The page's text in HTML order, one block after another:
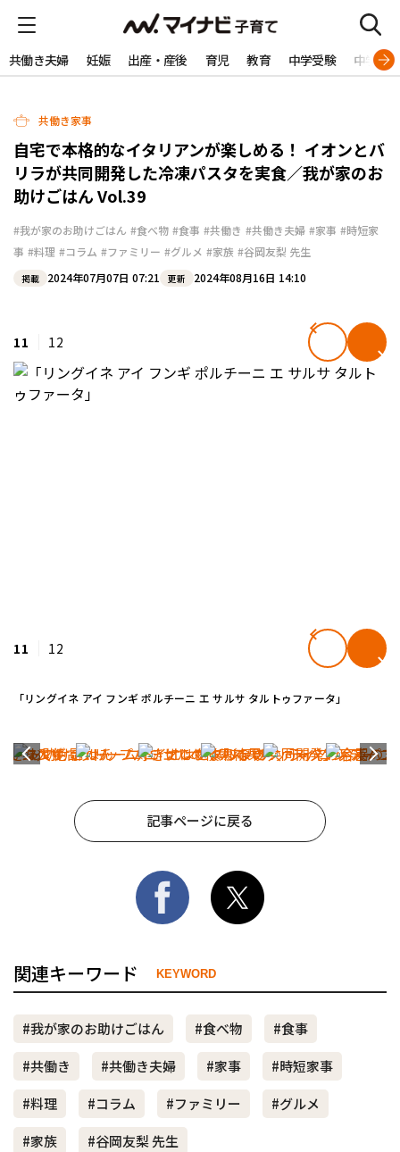
共働き夫婦 妊娠 出産・産後 育児 教育 中学受験 中学生
共働き家事
自宅で本格的なイタリアンが楽しめる！ イオンとバ
リラが共同開発した冷凍パスタを実食／我が家のお
助けごはん Vol.39
#我が家のお助けごはん #食べ物 #食事 #共働き #共働き夫婦 #家事 #時短家
事 #料理 #コラム #ファミリー #グルメ #家族 #谷岡友梨 先生
掲載 2024年07月07日 07:21 更新 2024年08月16日 14:10
11 12
11 12
「リングイネ アイ フンギ ポルチーニ エ サルサ タルトゥファータ」
記事ページに戻る
関連キーワード KEYWORD
#我が家のお助けごはん #食べ物
#食事
#共働き
#共働き夫婦 #家事
#時短家事
#料理
#コラム #ファミリー
#グルメ
#家族
#谷岡友梨 先生